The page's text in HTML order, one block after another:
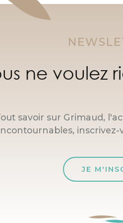
ne voulez
savoir sur Grimaud,
inscrivez-
JE